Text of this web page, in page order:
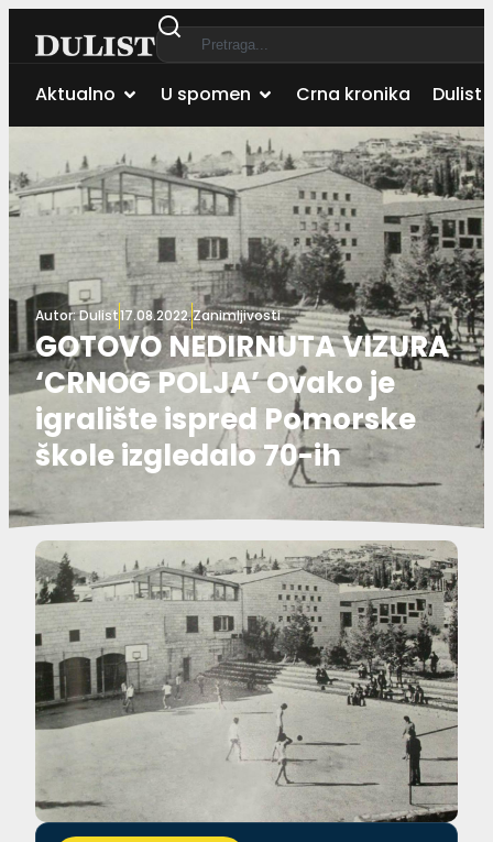
Aktualno U spomen Crna kronika Dulist
Autor:Dulist17.08.2022.Zanimljivosti
GOTOVO NEDIRNUTA VIZURA
‘CRNOG POLJA’ Ovako je
igralište ispred Pomorske
škole izgledalo 70-ih